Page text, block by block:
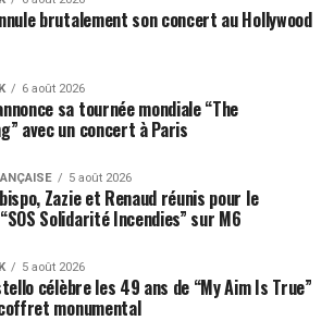
brutalement son concert au Hollywood
6 août 2026
sa tournée mondiale “The
avec un concert à Paris
5 août 2026
Zazie et Renaud réunis pour le
Solidarité Incendies” sur M6
5 août 2026
célèbre les 49 ans de “My Aim Is True”
monumental